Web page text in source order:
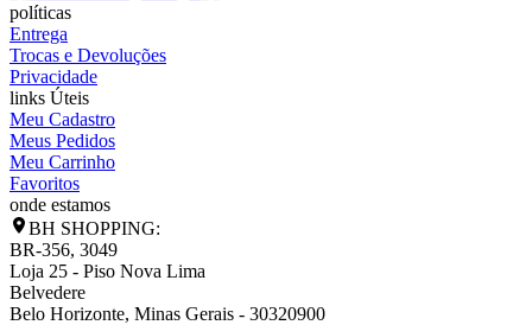
políticas
Entrega
Trocas e Devoluções
Privacidade
links Úteis
Meu Cadastro
Meus Pedidos
Meu Carrinho
Favoritos
onde estamos
BH SHOPPING:
BR-356, 3049
Loja 25 - Piso Nova Lima
Belvedere
Belo Horizonte, Minas Gerais - 30320900